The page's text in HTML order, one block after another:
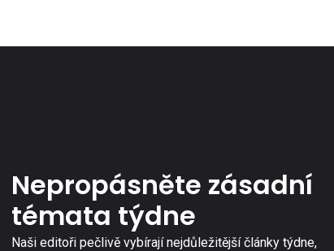
Nepropásněte zásadní
témata týdne
Naši editoři pečlivě vybírají nejdůležitější články týdne,